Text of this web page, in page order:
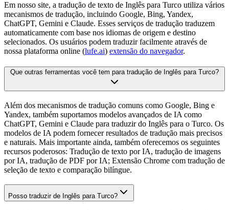
Em nosso site, a tradução de texto de Inglês para Turco utiliza vários
mecanismos de tradução, incluindo Google, Bing, Yandex,
ChatGPT, Gemini e Claude. Esses serviços de tradução traduzem
automaticamente com base nos idiomas de origem e destino
selecionados. Os usuários podem traduzir facilmente através de
nossa plataforma online (lufe.ai) extensão do navegador.
Que outras ferramentas você tem para tradução de Inglês para Turco?
Além dos mecanismos de tradução comuns como Google, Bing e
Yandex, também suportamos modelos avançados de IA como
ChatGPT, Gemini e Claude para traduzir do Inglês para o Turco. Os
modelos de IA podem fornecer resultados de tradução mais precisos
e naturais. Mais importante ainda, também oferecemos os seguintes
recursos poderosos: Tradução de texto por IA, tradução de imagens
por IA, tradução de PDF por IA; Extensão Chrome com tradução de
seleção de texto e comparação bilíngue.
Posso traduzir de Inglês para Turco?